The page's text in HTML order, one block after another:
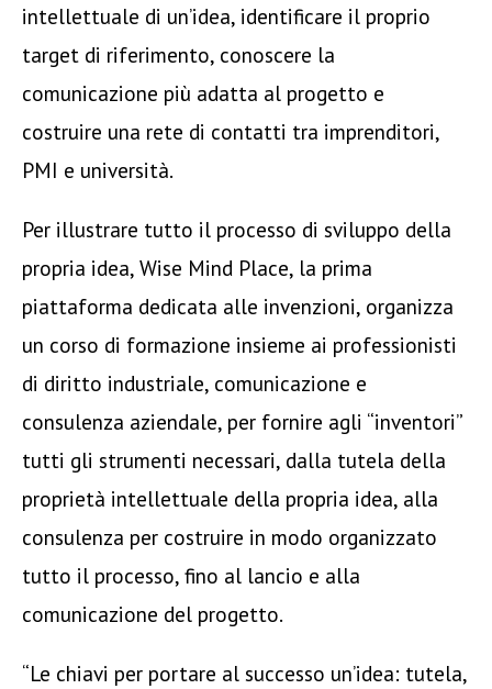
intellettuale di un’idea, identificare il proprio
target di riferimento, conoscere la
comunicazione più adatta al progetto e
costruire una rete di contatti tra imprenditori,
PMI e università.
Per illustrare tutto il processo di sviluppo della
propria idea, Wise Mind Place, la prima
piattaforma dedicata alle invenzioni, organizza
un corso di formazione insieme ai professionisti
di diritto industriale, comunicazione e
consulenza aziendale, per fornire agli “inventori”
tutti gli strumenti necessari, dalla tutela della
proprietà intellettuale della propria idea, alla
consulenza per costruire in modo organizzato
tutto il processo, fino al lancio e alla
comunicazione del progetto.
“Le chiavi per portare al successo un’idea: tutela,